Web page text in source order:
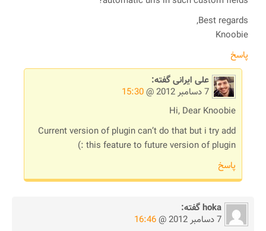
Best regards,
Knoobie
پاسخ
علی ایرانیگفته:
7 دسامبر 2012 @
15:30
Hi, Dear Knoobie
Current version of plugin can’t do that but i try add
this feature to future version of plugin :)
پاسخ
hokaگفته:
7 دسامبر 2012 @
16:46